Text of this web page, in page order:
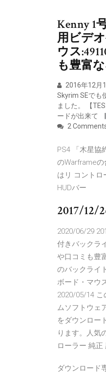
Kenny 1
用ビデ
ウス
も豊富
2016年12月
Skyrim SEでも
ました。 【
ードが出来て
2
PS4 「木星協
のWarframeの
はリ コントロ
HUDバー
2017/12/
2020/06/29
付きバックラ
や口コミも豊
のバックライ
ボード・マウ
2020/05/14 こ
ムソフトウェ
をダウンロー
ります。人気
ローラー 純
ダウンロード